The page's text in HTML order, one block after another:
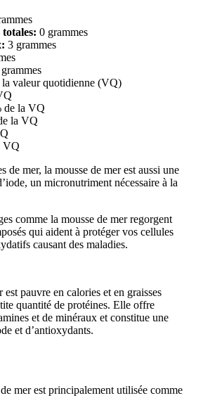
totales: 0 grammes
3 grammes
la valeur quotidienne (VQ)
de la VQ
la VQ
VQ
de mer, la mousse de mer est aussi une
un micronutriment nécessaire à la
comme la mousse de mer regorgent
qui aident à protéger vos cellules
causant des maladies.
est pauvre en calories et en graisses
quantité de protéines. Elle offre
et de minéraux et constitue une
et d’antioxydants.
mer est principalement utilisée comme